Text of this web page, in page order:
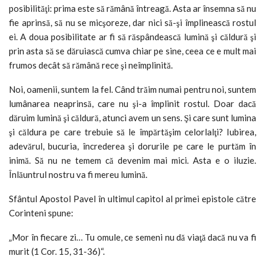
posibilităţi: prima este să rămână întreagă. Asta ar însemna să nu
fie aprinsă, să nu se micşoreze, dar nici să-şi împlinească rostul
ei. A doua posibilitate ar fi să răspândească lumină şi căldură şi
prin asta să se dăruiască cumva chiar pe sine, ceea ce e mult mai
frumos decât să rămână rece şi neîmplinită.
Noi, oamenii, suntem la fel. Când trăim numai pentru noi, suntem
lumânarea neaprinsă, care nu şi-a împlinit rostul. Doar dacă
dăruim lumină şi căldură, atunci avem un sens. Şi care sunt lumina
şi căldura pe care trebuie să le împărtăşim celorlalţi? Iubirea,
adevărul, bucuria, încrederea şi dorurile pe care le purtăm în
inimă. Să nu ne temem că devenim mai mici. Asta e o iluzie.
Înlăuntrul nostru va fi mereu lumină.
Sfântul Apostol Pavel în ultimul capitol al primei epistole către
Corinteni spune:
„Mor în fiecare zi… Tu omule, ce semeni nu dă viaţă dacă nu va fi
murit (1 Cor. 15, 31-36)“.